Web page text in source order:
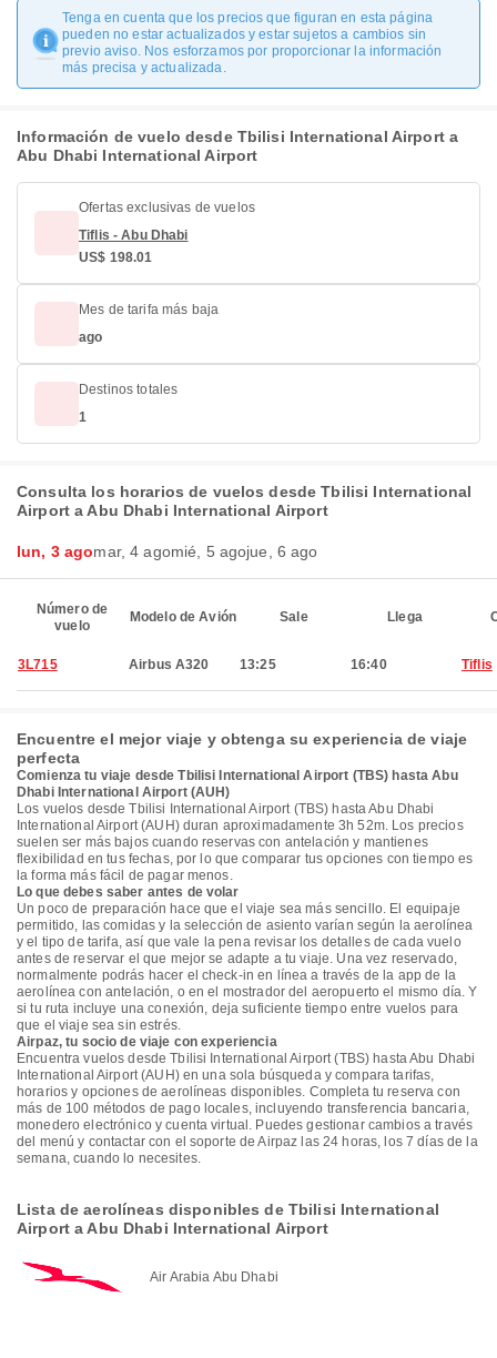
Tenga en cuenta que los precios que figuran en esta página
pueden no estar actualizados y estar sujetos a cambios sin
previo aviso. Nos esforzamos por proporcionar la información
más precisa y actualizada.
Información de vuelo desde Tbilisi International Airport a
Abu Dhabi International Airport
Ofertas exclusivas de vuelos
Tiflis - Abu Dhabi
US$ 198.01
Mes de tarifa más baja
ago
Destinos totales
1
Consulta los horarios de vuelos desde Tbilisi International
Airport a Abu Dhabi International Airport
lun, 3 agomar, 4 agomié, 5 agojue, 6 ago
Número de
vuelo
Modelo de Avión Sale Llega
3L715 Airbus A320 13:25 16:40 Tiflis
Encuentre el mejor viaje y obtenga su experiencia de viaje
perfecta
Comienza tu viaje desde Tbilisi International Airport (TBS) hasta Abu
Dhabi International Airport (AUH)
Los vuelos desde Tbilisi International Airport (TBS) hasta Abu Dhabi
International Airport (AUH) duran aproximadamente 3h 52m. Los precios
suelen ser más bajos cuando reservas con antelación y mantienes
flexibilidad en tus fechas, por lo que comparar tus opciones con tiempo es
la forma más fácil de pagar menos.
Lo que debes saber antes de volar
Un poco de preparación hace que el viaje sea más sencillo. El equipaje
permitido, las comidas y la selección de asiento varían según la aerolínea
y el tipo de tarifa, así que vale la pena revisar los detalles de cada vuelo
antes de reservar el que mejor se adapte a tu viaje. Una vez reservado,
normalmente podrás hacer el check-in en línea a través de la app de la
aerolínea con antelación, o en el mostrador del aeropuerto el mismo día. Y
si tu ruta incluye una conexión, deja suficiente tiempo entre vuelos para
que el viaje sea sin estrés.
Airpaz, tu socio de viaje con experiencia
Encuentra vuelos desde Tbilisi International Airport (TBS) hasta Abu Dhabi
International Airport (AUH) en una sola búsqueda y compara tarifas,
horarios y opciones de aerolíneas disponibles. Completa tu reserva con
más de 100 métodos de pago locales, incluyendo transferencia bancaria,
monedero electrónico y cuenta virtual. Puedes gestionar cambios a través
del menú y contactar con el soporte de Airpaz las 24 horas, los 7 días de la
semana, cuando lo necesites.
Lista de aerolíneas disponibles de Tbilisi International
Airport a Abu Dhabi International Airport
Air Arabia Abu Dhabi